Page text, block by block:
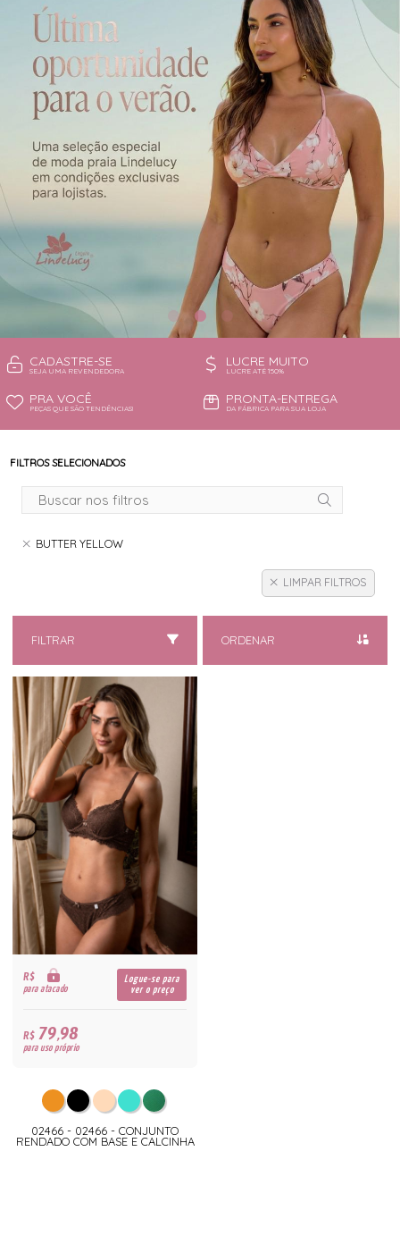
CONJUNTO
CONJUNTO BIQUÍNI
PIJAMA DE VERÃO
ROBE
TOP
TODOS DE OUTLET
CADASTRE-SE
SEJA UMA REVENDEDORA
LUCRE MUITO
LUCRE ATÉ 150%
PRA VOCÊ
PEÇAS QUE SÃO TENDÊNCIAS!
PRONTA-ENTREGA
DA FÁBRICA PARA SUA LOJA
FILTROS SELECIONADOS
BUTTER YELLOW
LIMPAR FILTROS
FILTRAR ORDENAR
R$
para atacado
Logue-se para
ver o preço
R$79,98
para uso próprio
02466 - 02466 - CONJUNTO
RENDADO COM BASE E CALCINHA